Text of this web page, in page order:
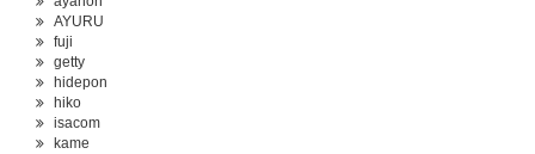
AYURU
fuji
getty
hidepon
hiko
isacom
kame